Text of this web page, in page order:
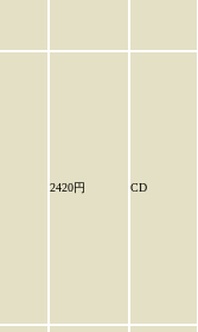
2420円 CD